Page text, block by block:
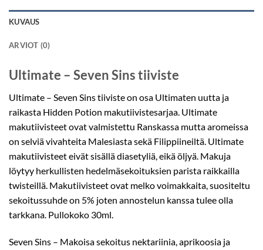
KUVAUS
ARVIOT (0)
Ultimate – Seven Sins tiiviste
Ultimate – Seven Sins tiiviste on osa Ultimaten uutta ja
raikasta Hidden Potion makutiivistesarjaa. Ultimate
makutiivisteet ovat valmistettu Ranskassa mutta aromeissa
on selviä vivahteita Malesiasta sekä Filippiineiltä. Ultimate
makutiivisteet eivät sisällä diasetyliä, eikä öljyä. Makuja
löytyy herkullisten hedelmäsekoituksien parista raikkailla
twisteillä. Makutiivisteet ovat melko voimakkaita, suositeltu
sekoitussuhde on 5% joten annostelun kanssa tulee olla
tarkkana. Pullokoko 30ml.
Seven Sins – Makoisa sekoitus nektariinia, aprikoosia ja